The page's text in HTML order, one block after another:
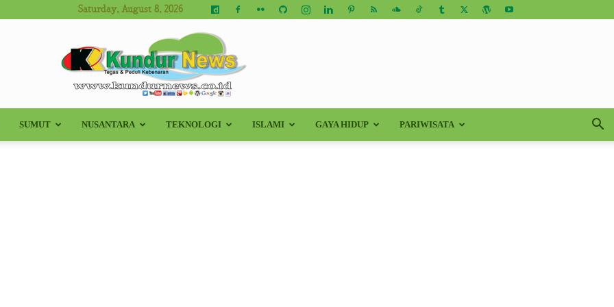
Saturday, August 8, 2026
Kundur
SUMUT NUSANTARA TEKNOLOGI ISLAMI GAYA HIDUP PARIWISATA